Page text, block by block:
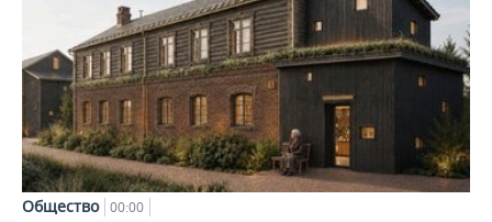
Общество 00:00